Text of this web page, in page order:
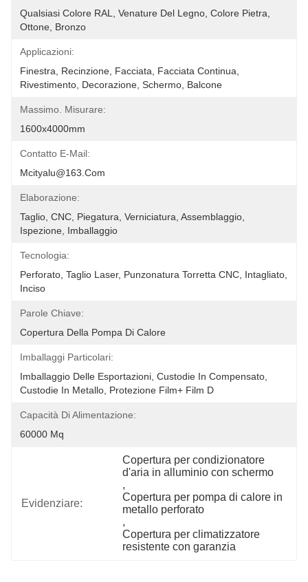
Qualsiasi Colore RAL, Venature Del Legno, Colore Pietra,
Ottone, Bronzo
Applicazioni:
Finestra, Recinzione, Facciata, Facciata Continua,
Rivestimento, Decorazione, Schermo, Balcone
Massimo. Misurare:
1600x4000mm
Contatto E-Mail:
Mcityalu@163.com
Elaborazione:
Taglio, CNC, Piegatura, Verniciatura, Assemblaggio,
Ispezione, Imballaggio
Tecnologia:
Perforato, Taglio Laser, Punzonatura Torretta CNC, Intagliato,
Inciso
Parole Chiave:
Copertura Della Pompa Di Calore
Imballaggi Particolari:
Imballaggio Delle Esportazioni, Custodie In Compensato,
Custodie In Metallo, Protezione Film+ Film D
Capacità Di Alimentazione:
60000 Mq
Evidenziare:
Copertura per condizionatore
d'aria in alluminio con schermo
,
Copertura per pompa di calore in
metallo perforato
,
Copertura per climatizzatore
resistente con garanzia